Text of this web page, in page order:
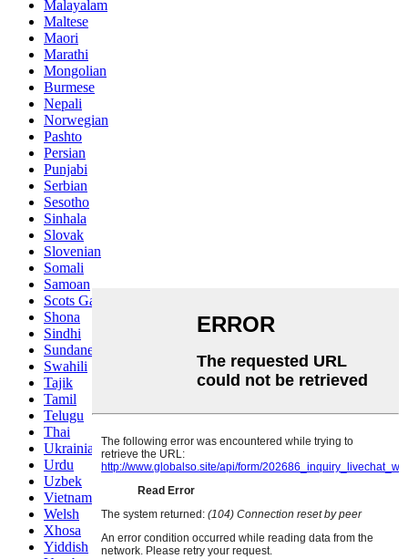
Malayalam
Maltese
Maori
Marathi
Mongolian
Burmese
Nepali
Norwegian
Pashto
Persian
Punjabi
Serbian
Sesotho
Sinhala
Slovak
Slovenian
Somali
Samoan
Scots Gaelic
Shona
Sindhi
Sundanese
Swahili
Tajik
Tamil
Telugu
Thai
Ukrainian
Urdu
Uzbek
Vietnamese
Welsh
Xhosa
Yiddish